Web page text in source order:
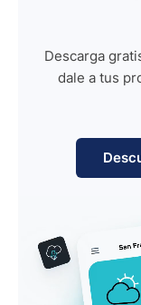
Descarga
dale a tus